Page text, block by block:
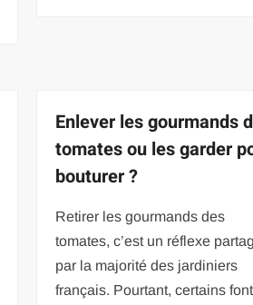
Enlever les gourmands
tomates ou les garder
bouturer ?
Retirer les gourmands des
tomates, c’est un réflexe
par la majorité des jardiniers
français. Pourtant, certains